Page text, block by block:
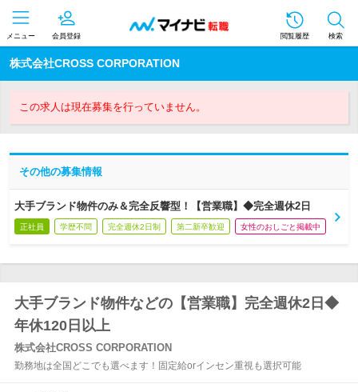
メニュー 会員登録 閲覧履歴 検索
株式会社CROSS CORPORATION
この求人は現在募集を行っていません。
その他の募集情報
大手ブランド物件のみ＆完全反響型！【営業職】◆完全週休2日
正社員 学歴不問 完全週休2日制 第二新卒歓迎 女性のおしごと掲載中
大手ブランド物件などの【営業職】完全週休2日◆
年休120日以上
株式会社CROSS CORPORATION
勤務地は全国どこでも選べます！固定給orインセン重視も選択可能